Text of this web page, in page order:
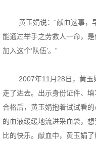
黄玉娟说：“献血这事，早
能通过举手之劳救人一命，
加入这个‘队伍’。”
2007年11月28日，黄玉娟
走了进去。出示身份证件、
合格后，黄玉娟抱着试试看
的血液缓缓地流进采血袋，
比的快乐。献血中，黄玉娟